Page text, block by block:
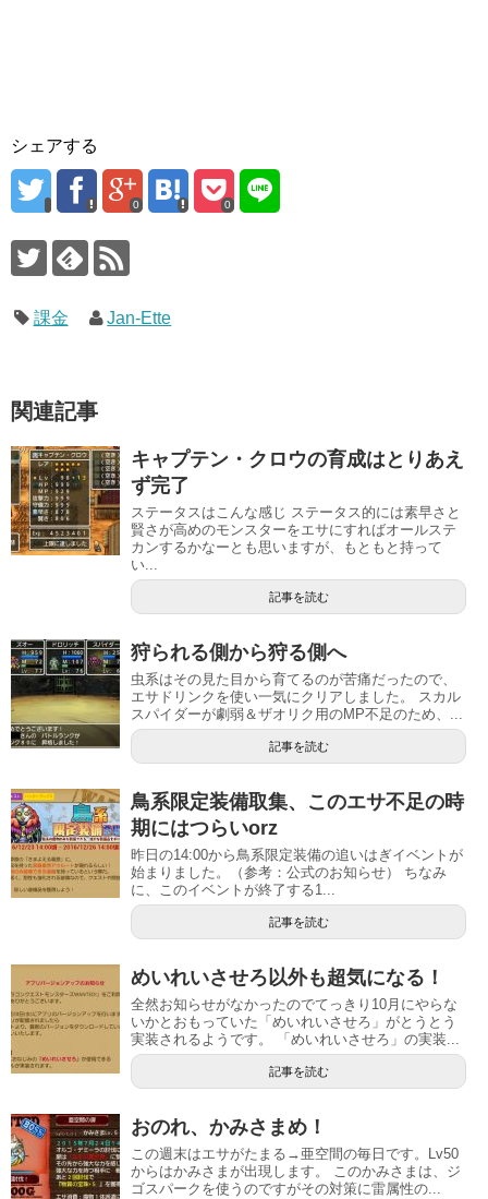
シェアする
0 0
課金 Jan-Ette
関連記事
キャプテン・クロウの育成はとりあえ
ず完了
ステータスはこんな感じ ステータス的には素早さと
賢さが高めのモンスターをエサにすればオールステ
カンするかなーとも思いますが、もともと持って
い...
記事を読む
狩られる側から狩る側へ
虫系はその見た目から育てるのが苦痛だったので、
エサドリンクを使い一気にクリアしました。 スカル
スパイダーが劇弱＆ザオリク用のMP不足のため、...
記事を読む
鳥系限定装備取集、このエサ不足の時
期にはつらいorz
昨日の14:00から鳥系限定装備の追いはぎイベントが
始まりました。（参考：公式のお知らせ） ちなみ
に、このイベントが終了する1...
記事を読む
めいれいさせろ以外も超気になる！
全然お知らせがなかったのでてっきり10月にやらな
いかとおもっていた「めいれいさせろ」がとうとう
実装されるようです。 「めいれいさせろ」の実装...
記事を読む
おのれ、かみさまめ！
この週末はエサがたまる→亜空間の毎日です。Lv50
からはかみさまが出現します。 このかみさまは、ジ
ゴスパークを使うのですがその対策に雷属性の...